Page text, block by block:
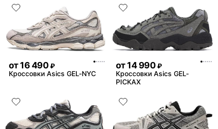
от16 490 ₽
Кроссовки Asics GEL-NYC
от14 990 ₽
Кроссовки Asics GEL-
PICKAX